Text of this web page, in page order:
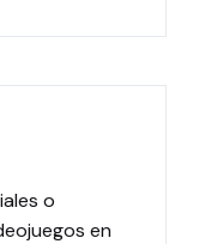
o
en